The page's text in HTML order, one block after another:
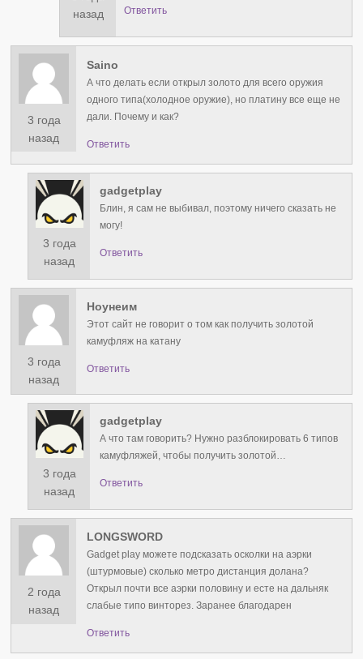
назад
Ответить
3 года
назад
Saino
А что делать если открыл золото для всего оружия
одного типа(холодное оружие), но платину все еще не
дали. Почему и как?
Ответить
3 года
назад
gadgetplay
Блин, я сам не выбивал, поэтому ничего сказать не
могу!
Ответить
3 года
назад
Ноунеим
Этот сайт не говорит о том как получить золотой
камуфляж на катану
Ответить
3 года
назад
gadgetplay
А что там говорить? Нужно разблокировать 6 типов
камуфляжей, чтобы получить золотой…
Ответить
2 года
назад
LONGSWORD
Gadget play можете подсказать осколки на аэрки
(штурмовые) сколько метро дистанция долана?
Открыл почти все аэрки половину и есте на дальняк
слабые типо винторез. Заранее благодарен
Ответить